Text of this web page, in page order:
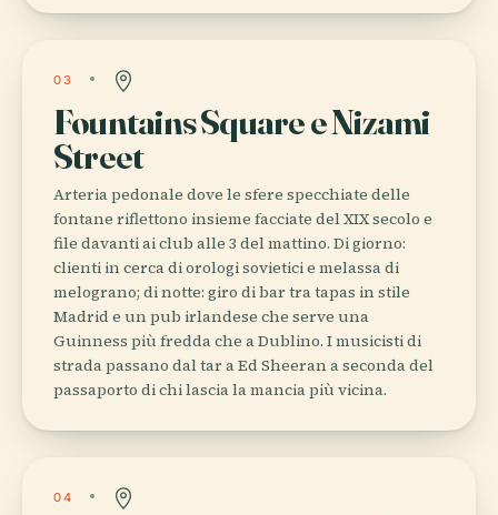
03
Fountains Square e Nizami
Street
Arteria pedonale dove le sfere specchiate delle
fontane riflettono insieme facciate del XIX secolo e
file davanti ai club alle 3 del mattino. Di giorno:
clienti in cerca di orologi sovietici e melassa di
melograno; di notte: giro di bar tra tapas in stile
Madrid e un pub irlandese che serve una
Guinness più fredda che a Dublino. I musicisti di
strada passano dal tar a Ed Sheeran a seconda del
passaporto di chi lascia la mancia più vicina.
04